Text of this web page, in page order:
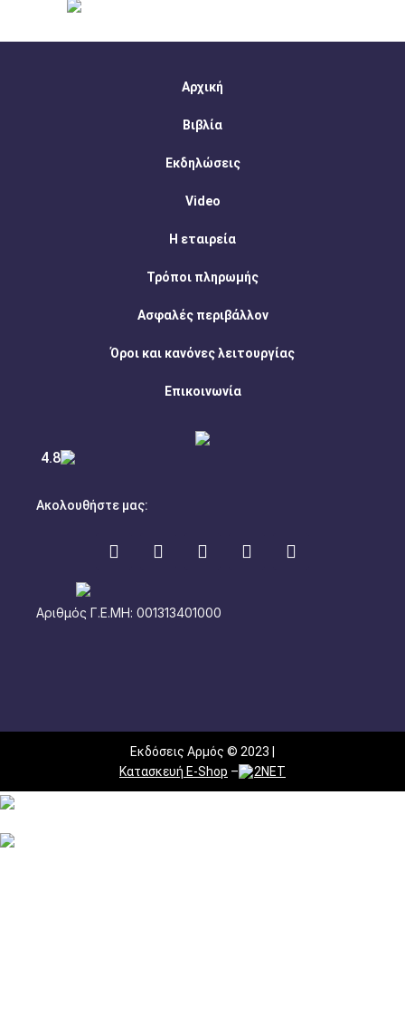
4.8
Αρχική
Βιβλία
Εκδηλώσεις
Video
Η εταιρεία
Τρόποι πληρωμής
Ασφαλές περιβάλλον
Όροι και κανόνες λειτουργίας
Επικοινωνία
Ακολουθήστε μας:
Αριθμός Γ.Ε.ΜΗ: 001313401000
Εκδόσεις Αρμός © 2023 |
Κατασκευή E-Shop – 2NET